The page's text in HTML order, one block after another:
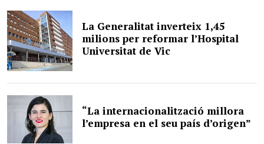
La Generalitat inverteix 1,45
milions per reformar l’Hospital
Universitat de Vic
“La internacionalització millora
l’empresa en el seu país d’origen”